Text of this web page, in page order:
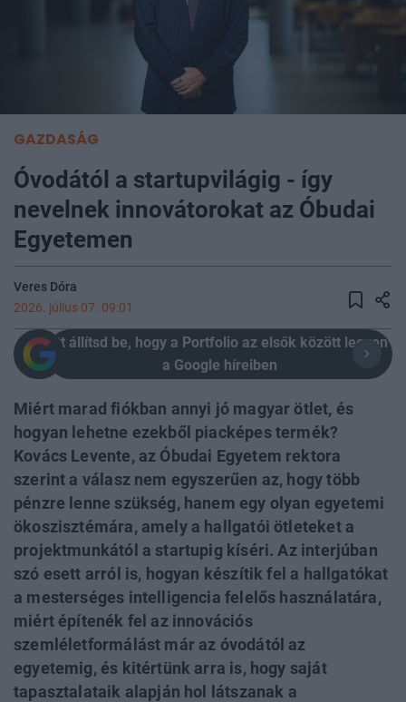
GAZDASÁG
Óvodától a startupvilágig - így
nevelnek innovátorokat az Óbudai
Egyetemen
Veres Dóra
2026. július 07. 09:01
Itt állítsd be, hogy a Portfolio az elsők között legyen
a Google híreiben
Miért marad fiókban annyi jó magyar ötlet, és
hogyan lehetne ezekből piacképes termék?
Kovács Levente, az Óbudai Egyetem rektora
szerint a válasz nem egyszerűen az, hogy több
pénzre lenne szükség, hanem egy olyan egyetemi
ökoszisztémára, amely a hallgatói ötleteket a
projektmunkától a startupig kíséri. Az interjúban
szó esett arról is, hogyan készítik fel a hallgatókat
a mesterséges intelligencia felelős használatára,
miért építenék fel az innovációs
szemléletformálást már az óvodától az
egyetemig, és kitértünk arra is, hogy saját
tapasztalataik alapján hol látszanak a